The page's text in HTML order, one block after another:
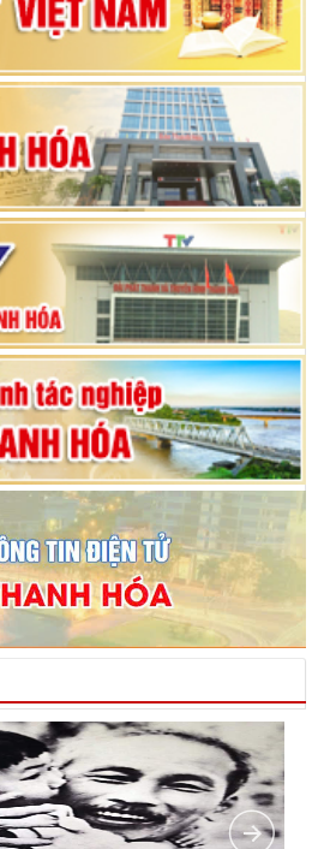
- 2030
họp bất thường lần thứ 9, Quốc
luận Kỳ họp thứ 24, HĐND tỉnh
khóa XVIII, nhiệm kỳ 2021 - 2026
họp thứ hai bốn, Hội đồng nhân dân